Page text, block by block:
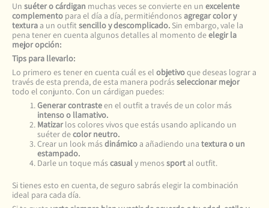
Un suéter o cárdigan muchas veces se convierte en un excelente
complemento para el día a día, permitiéndonosagregar color y
texturaa un outfitsencillo y descomplicado. Sin embargo, vale la
pena tener en cuenta algunos detalles al momento deelegir la
mejor opción:
Tips para llevarlo:
Lo primero es tener en cuenta cuál es el objetivoque deseas lograr a
través de esta prenda, de esta manera podrásseleccionar mejor
todo el conjunto. Con un cárdigan puedes:
Generar contrasteen el outfit a través de un color más
intenso o llamativo.
Matizarlos colores vivos que estás usando aplicando un
suéter decolor neutro.
Crear un look másdinámicoa añadiendo una textura o un
estampado.
Darle un toque máscasualy menossportal outfit.
Si tienes esto en cuenta, de seguro sabrás elegir la combinación
ideal para cada día.